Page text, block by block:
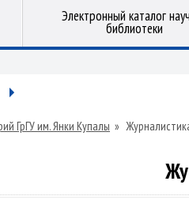
Электронный каталог
библиотеки
ГрГУ им. Янки Купалы »